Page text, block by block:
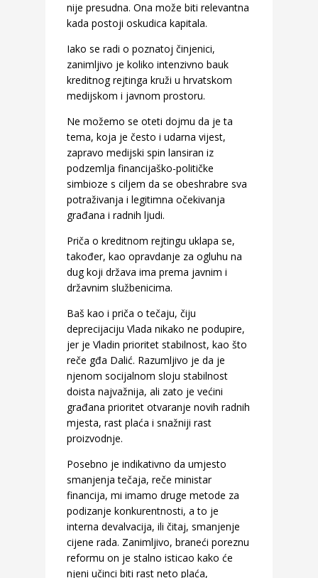
nije presudna. Ona može biti relevantna
kada postoji oskudica kapitala.
Iako se radi o poznatoj činjenici,
zanimljivo je koliko intenzivno bauk
kreditnog rejtinga kruži u hrvatskom
medijskom i javnom prostoru.
Ne možemo se oteti dojmu da je ta
tema, koja je često i udarna vijest,
zapravo medijski spin lansiran iz
podzemlja financijaško-političke
simbioze s ciljem da se obeshrabre sva
potraživanja i legitimna očekivanja
građana i radnih ljudi.
Priča o kreditnom rejtingu uklapa se,
također, kao opravdanje za ogluhu na
dug koji država ima prema javnim i
državnim službenicima.
Baš kao i priča o tečaju, čiju
deprecijaciju Vlada nikako ne podupire,
jer je Vladin prioritet stabilnost, kao što
reče gđa Dalić. Razumljivo je da je
njenom socijalnom sloju stabilnost
doista najvažnija, ali zato je većini
građana prioritet otvaranje novih radnih
mjesta, rast plaća i snažniji rast
proizvodnje.
Posebno je indikativno da umjesto
smanjenja tečaja, reče ministar
financija, mi imamo druge metode za
podizanje konkurentnosti, a to je
interna devalvacija, ili čitaj, smanjenje
cijene rada. Zanimljivo, braneći poreznu
reformu on je stalno isticao kako će
njeni učinci biti rast neto plaća,